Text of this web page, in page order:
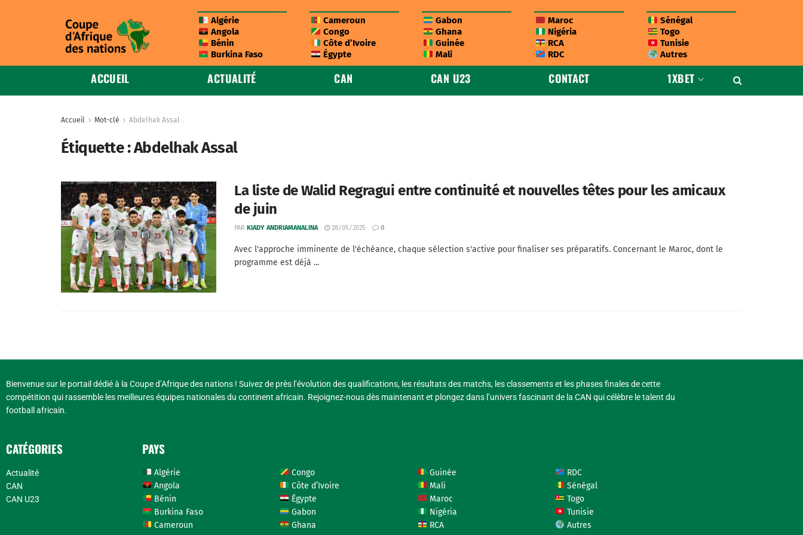
Algérie
Angola
Bénin
Burkina Faso
Cameroun
Congo
Côte d’Ivoire
Égypte
Gabon
Ghana
Guinée
Mali
Maroc
Nigéria
RCA
RDC
Sénégal
Togo
Tunisie
Autres
ACCUEIL ACTUALITÉ CAN CAN U23 CONTACT 1XBET
Accueil Mot-clé Abdelhak Assal
Étiquette :Abdelhak Assal
La liste de Walid Regragui entre continuité et nouvelles têtes pour les amicaux
de juin
PAR KIADY ANDRIAMANALINA 28/05/2025 0
Avec l'approche imminente de l'échéance, chaque sélection s'active pour finaliser ses préparatifs. Concernant le Maroc, dont le
programme est déjà ...
Bienvenue sur le portail dédié à la Coupe d’Afrique des nations ! Suivez de près l’évolution des qualifications, les résultats des matchs, les classements et les phases finales de cette
compétition qui rassemble les meilleures équipes nationales du continent africain. Rejoignez-nous dès maintenant et plongez dans l’univers fascinant de la CAN qui célèbre le talent du
football africain.
CATÉGORIES
Actualité
CAN
CAN U23
PAYS
Algérie
Angola
Bénin
Burkina Faso
Cameroun
Congo
Côte d’Ivoire
Égypte
Gabon
Ghana
Guinée
Mali
Maroc
Nigéria
RCA
RDC
Sénégal
Togo
Tunisie
Autres